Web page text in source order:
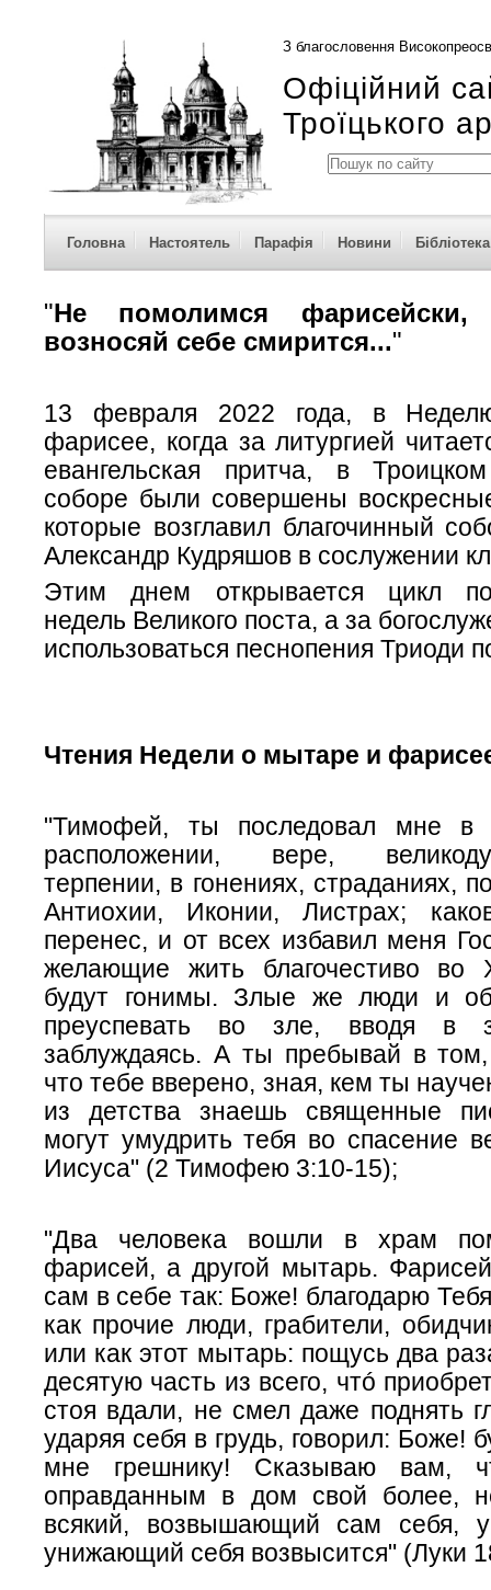
З благословення
Офіційний
Троїцького
Головна Настоятель Парафія Новини Бібліотека
"Не помолимся фарисейски,
возносяй себе смирится..."
13 февраля 2022 года, в
фарисее, когда за литургией
евангельская притча, в
соборе были совершены
которые возглавил благочинный
Александр Кудряшов в сослужении
Этим днем открывается цикл
недель Великого поста, а за
использоваться песнопения Триоди
Чтения Недели о мытаре и
"Тимофей, ты последовал мне в
расположении, вере,
терпении, в гонениях, страданиях,
Антиохии, Иконии, Листрах;
перенес, и от всех избавил меня
желающие жить благочестиво во
будут гонимы. Злые же люди и
преуспевать во зле, вводя в
заблуждаясь. А ты пребывай в
что тебе вверено, зная, кем ты
из детства знаешь священные
могут умудрить тебя во спасение
Иисуса" (2 Тимофею 3:10-15);
"Два человека вошли в храм
фарисей, а другой мытарь.
сам в себе так: Боже! благодарю
как прочие люди, грабители,
или как этот мытарь: пощусь два
десятую часть из всего, чтó
стоя вдали, не смел даже поднять
ударяя себя в грудь, говорил: Боже!
мне грешнику! Сказываю вам,
оправданным в дом свой более,
всякий, возвышающий сам себя,
унижающий себя возвысится" (Луки